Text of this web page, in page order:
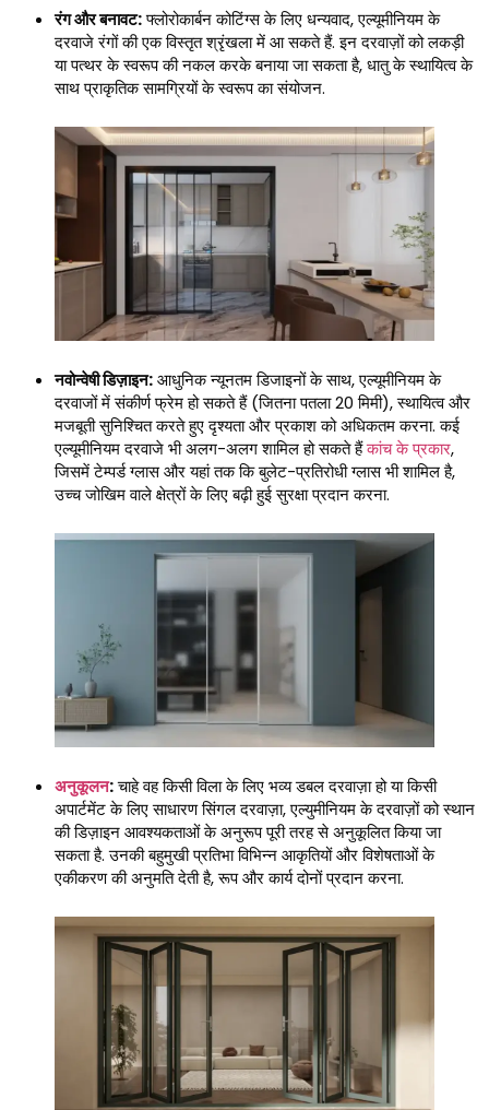
रंग और बनावट:फ्लोरोकार्बन कोटिंग्स के लिए धन्यवाद, एल्यूमीनियम के
दरवाजे रंगों की एक विस्तृत श्रृंखला में आ सकते हैं. इन दरवाज़ों को लकड़ी
या पत्थर के स्वरूप की नकल करके बनाया जा सकता है, धातु के स्थायित्व के
साथ प्राकृतिक सामग्रियों के स्वरूप का संयोजन.
नवोन्वेषी डिज़ाइन:आधुनिक न्यूनतम डिजाइनों के साथ, एल्यूमीनियम के
दरवाजों में संकीर्ण फ्रेम हो सकते हैं (जितना पतला 20 मिमी), स्थायित्व और
मजबूती सुनिश्चित करते हुए दृश्यता और प्रकाश को अधिकतम करना. कई
एल्यूमीनियम दरवाजे भी अलग-अलग शामिल हो सकते हैंकांच के प्रकार,
जिसमें टेम्पर्ड ग्लास और यहां तक ​​कि बुलेट-प्रतिरोधी ग्लास भी शामिल है,
उच्च जोखिम वाले क्षेत्रों के लिए बढ़ी हुई सुरक्षा प्रदान करना.
अनुकूलन:चाहे वह किसी विला के लिए भव्य डबल दरवाज़ा हो या किसी
अपार्टमेंट के लिए साधारण सिंगल दरवाज़ा, एल्युमीनियम के दरवाज़ों को स्थान
की डिज़ाइन आवश्यकताओं के अनुरूप पूरी तरह से अनुकूलित किया जा
सकता है. उनकी बहुमुखी प्रतिभा विभिन्न आकृतियों और विशेषताओं के
एकीकरण की अनुमति देती है, रूप और कार्य दोनों प्रदान करना.